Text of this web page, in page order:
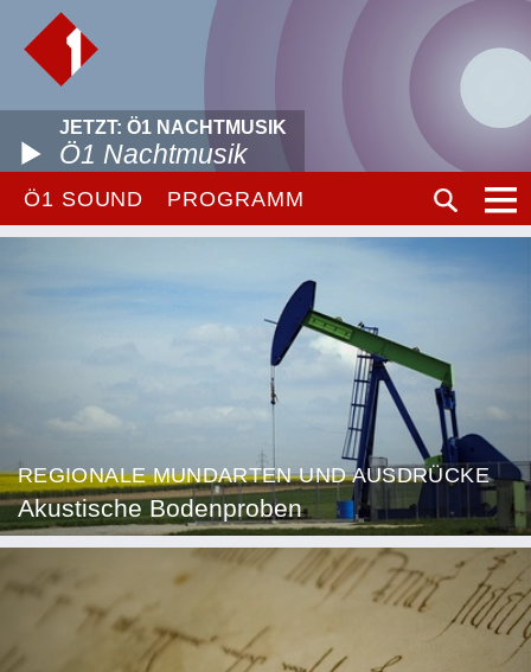
JETZT: Ö1 NACHTMUSIK
Ö1 Nachtmusik
Ö1 SOUND PROGRAMM
REGIONALE MUNDARTEN UND AUSDRÜCKE
Akustische Bodenproben